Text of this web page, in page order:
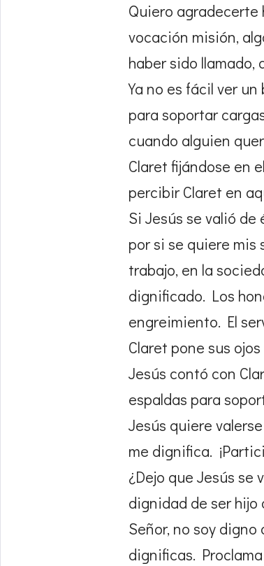
Quiero agradecerte
vocación misión,
haber sido llamado,
Ya no es fácil ver
para soportar
cuando alguien
Claret fijándose en
percibir Claret en
Si Jesús se valió
por si se quiere
trabajo, en la
dignificado. Los
engreimiento. El
Claret pone sus
Jesús contó con
espaldas para
Jesús quiere
me dignifica.
¿Dejo que Jesús se
dignidad de ser hijo
Señor, no soy
dignificas.